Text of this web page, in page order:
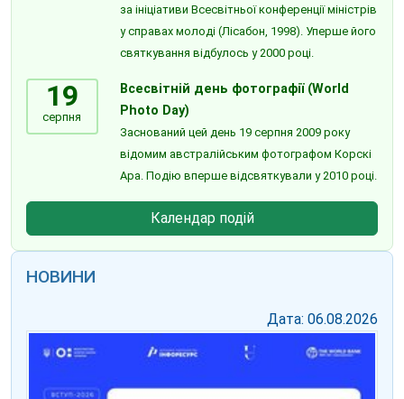
за ініціативи Всесвітньої конференції міністрів
у справах молоді (Лісабон, 1998). Уперше його
святкування відбулось у 2000 році.
19
серпня
Всесвітній день фотографії (World
Photo Day)
Заснований цей день 19 серпня 2009 року
відомим австралійським фотографом Корскі
Ара. Подію вперше відсвяткували у 2010 році.
Календар подій
НОВИНИ
Дата: 06.08.2026